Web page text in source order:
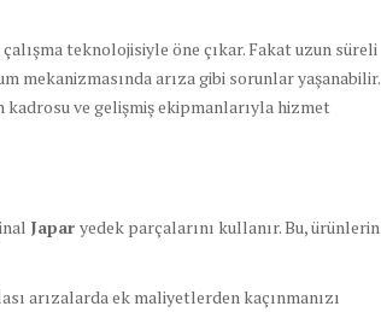
teknolojisiyle öne çıkar. Fakat uzun süreli
mekanizmasında arıza gibi sorunlar yaşanabilir.
kadrosu ve gelişmiş ekipmanlarıyla hizmet
Japar yedek parçalarını kullanır. Bu, ürünlerin
arızalarda ek maliyetlerden kaçınmanızı